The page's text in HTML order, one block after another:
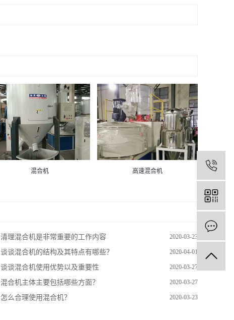
混合机 高速混合机
清理混合机是非常重要的工作内容 2020-03-23
谈谈混合机的结构及其特点有哪些？ 2020-04-01
谈谈混合机使用优势以及重要性 2020-03-27
混合机主体主要包括哪些方面？ 2020-03-27
怎么合理使用混合机？ 2020-03-23